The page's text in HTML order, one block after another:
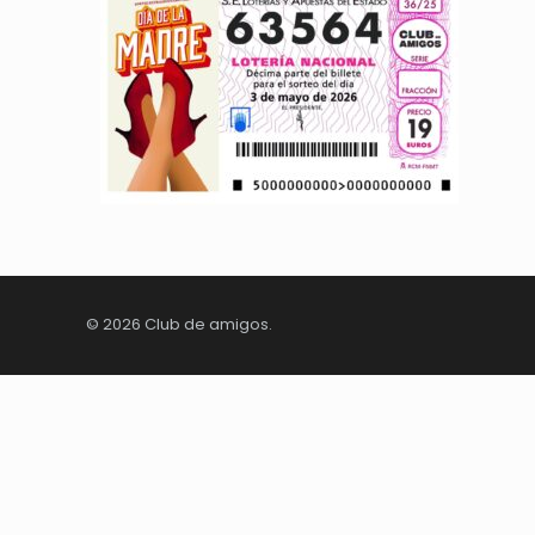
© 2026 Club de amigos.